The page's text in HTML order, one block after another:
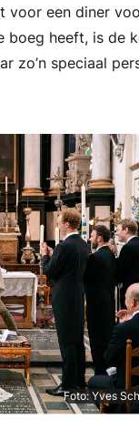
voor een diner
boeg heeft, is de
zo’n speciaal
Foto: Yves